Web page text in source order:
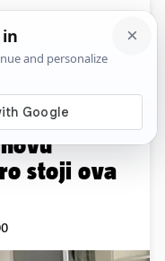
Komentari
iz
stoji ova